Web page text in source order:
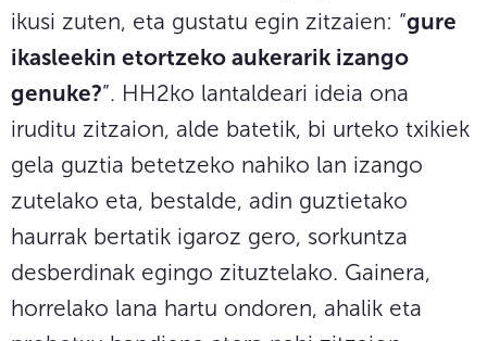
ikusi zuten, eta gustatu egin zitzaien: “gure
ikasleekin etortzeko aukerarik izango
genuke?”. HH2ko lantaldeari ideia ona
iruditu zitzaion, alde batetik, bi urteko txikiek
gela guztia betetzeko nahiko lan izango
zutelako eta, bestalde, adin guztietako
haurrak bertatik igaroz gero, sorkuntza
desberdinak egingo zituztelako. Gainera,
horrelako lana hartu ondoren, ahalik eta